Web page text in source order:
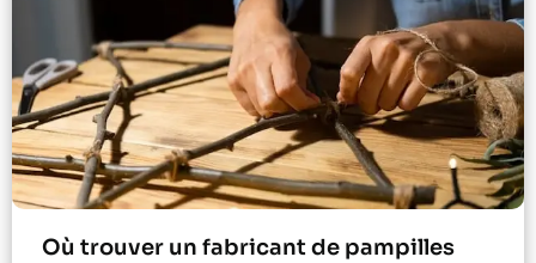
Où trouver un fabricant de pampilles